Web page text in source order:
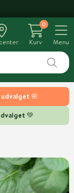
🌸
💚
0
Kurv
Menu